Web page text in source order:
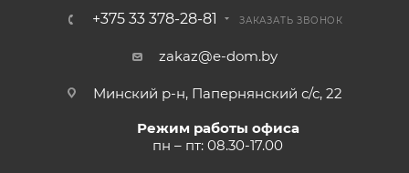
+375 33 378-28-81 ЗАКАЗАТЬ ЗВОНОК
zakaz@e-dom.by
Минский р-н, Папернянский с/с, 22
Режим работы офиса
пн – пт: 08.30-17.00